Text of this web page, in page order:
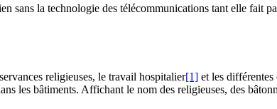
sans la technologie des télécommunications tant elle fait
religieuses, le travail hospitalier[1] et les
les bâtiments. Affichant le nom des religieuses, des